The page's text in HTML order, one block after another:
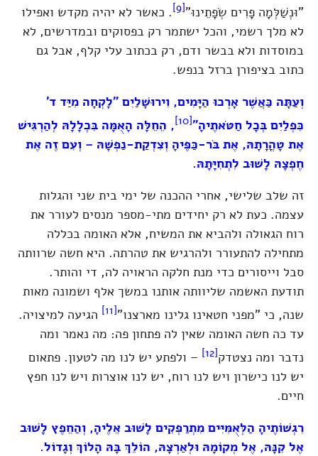
"וּנְשַׁלְּמָה פָרִים שְׂפָתֵינוּ"[9]
. כאשר לא יהיה מקדש ואפילו
לא מלך רשמי, והכל ישתמר רק בפסוקים ובמדרשים, לא
במוסדות ולא בבשר ודם, רק בכתוב עלי קלף, אבל גם
כתוב בציפורן ברזל בנפש.
וְעַתָּה כַּאֲשֶׁר אָרְכוּ הַיָּמִים, וִירוּשָׁלַיִם "לָקְחָה מִיַּד ד'
כִּפְלַיִם בְּכָל חַטֹּאתֶיהָ"[10]
, הֵחֵלָּה הָאֻמָּה בִּכְלָלָהּ לְהַרְגִּישׁ
אֶת טָהֳרָתָהּ, אֶת בֹּר-כַּפֶּיהָ וְצִדְקַת-נַפְשָׁהּ – וְעִם זֶה אֶת
חֶפְצָהּ לָשׁוּב לִתְחִיָּתָהּ.
זה שלב שלישי, אחרי ההכנה של ימי בית שני והגלות
עצמה. כעת לא רק יחידים מתי-מספר מנסים לעורר את
רוח הגאולה ולהביא את המשיח, אלא האומה בכללה
מתחילה להתעורר ולהרגיש את טהרתה. היא חשה שרוותה
סבל וייסורים כדי מנת חלקה הראויה לה, די והותר.
תודעת האשמה שליוותה אותנו במשך אלף ושמונה מאות
שנה, כי "מפני חטאינו גלינו מארצנו"[11]
הגיעה למיצויה.
עד כה חשה האומה שאין לה פתחון פה: מה נאמר ומה
נדבר ומה נצטדק[12]
– ולפתע יש לנו מה לטעון. פתאום
יש לנו כישרון ויש לנו רוח, יש לנו אוצרות ויש לנו חפץ
חיים.
רִגְשׁוֹתֶיהָ הַלְּאֻמִּיִּים מִתְרַפְּקִים לָשׁוּב אֵלֶיהָ, וְהַחֵפֶץ לָשׁוּב
אֶל קִנָּהּ, אֶל מְקוֹמָהּ וּלְאַרְצָהּ, הוֹלֵךְ בָּהּ הָלוֹךְ וְגָדוֹל.